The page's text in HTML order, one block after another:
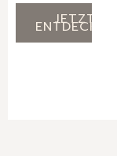
JETZT
ENTDECKEN